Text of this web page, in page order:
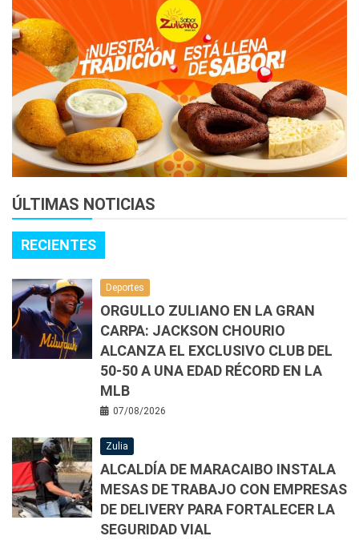
ÚLTIMAS NOTICIAS
RECIENTES
Deportes
ORGULLO ZULIANO EN LA GRAN
CARPA: JACKSON CHOURIO
ALCANZA EL EXCLUSIVO CLUB DEL
50-50 A UNA EDAD RÉCORD EN LA
MLB
07/08/2026
Zulia
ALCALDÍA DE MARACAIBO INSTALA
MESAS DE TRABAJO CON EMPRESAS
DE DELIVERY PARA FORTALECER LA
SEGURIDAD VIAL